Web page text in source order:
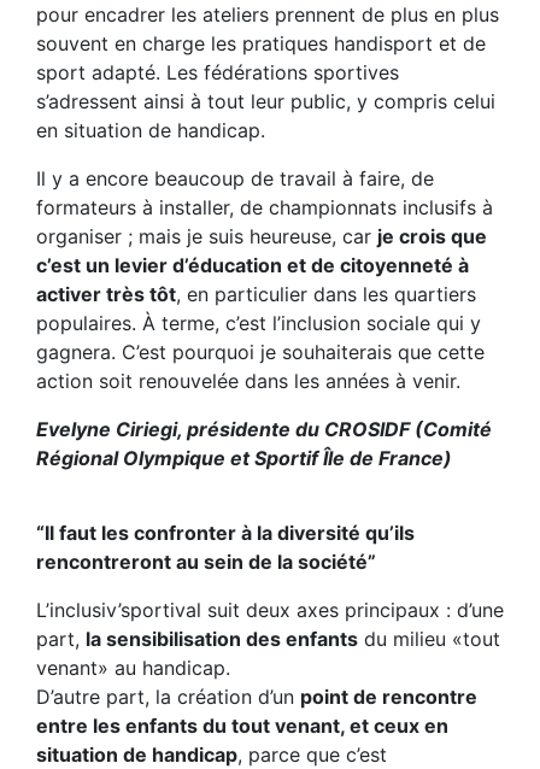
pour encadrer les ateliers prennent de plus en plus
souvent en charge les pratiques handisport et de
sport adapté. Les fédérations sportives
s’adressent ainsi à tout leur public, y compris celui
en situation de handicap.
Il y a encore beaucoup de travail à faire, de
formateurs à installer, de championnats inclusifs à
organiser ; mais je suis heureuse, car je crois que
c’est un levier d’éducation et de citoyenneté à
activer très tôt, en particulier dans les quartiers
populaires. À terme, c’est l’inclusion sociale qui y
gagnera. C’est pourquoi je souhaiterais que cette
action soit renouvelée dans les années à venir.
Evelyne Ciriegi, présidente du CROSIDF (Comité
Régional Olympique et Sportif Île de France)
“Il faut les confronter à la diversité qu’ils
rencontreront au sein de la société”
L’inclusiv’sportival suit deux axes principaux : d’une
part, la sensibilisation des enfants du milieu «tout
venant» au handicap.
D’autre part, la création d’un point de rencontre
entre les enfants du tout venant, et ceux en
situation de handicap, parce que c’est